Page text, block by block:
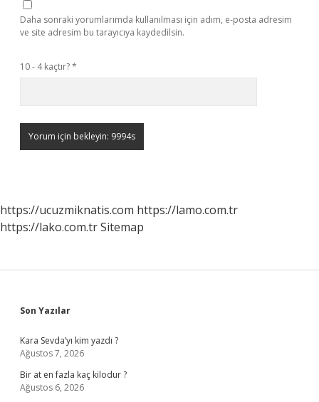
Daha sonraki yorumlarımda kullanılması için adım, e-posta adresim
ve site adresim bu tarayıcıya kaydedilsin.
10 - 4 kaçtır?*
https://ucuzmiknatis.com https://lamo.com.tr
https://lako.com.trSitemap
Sidebar
Son Yazılar
Kara Sevda’yı kim yazdı ?
Ağustos 7, 2026
Bir at en fazla kaç kilodur ?
Ağustos 6, 2026